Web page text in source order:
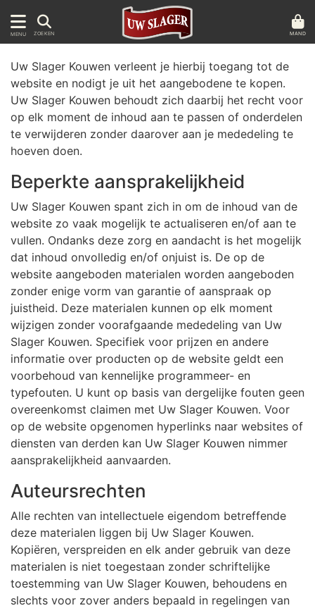
MENU ZOEKEN MAND
Uw Slager Kouwen verleent je hierbij toegang tot de
website en nodigt je uit het aangebodene te kopen.
Uw Slager Kouwen behoudt zich daarbij het recht voor
op elk moment de inhoud aan te passen of onderdelen
te verwijderen zonder daarover aan je mededeling te
hoeven doen.
Beperkte aansprakelijkheid
Uw Slager Kouwen spant zich in om de inhoud van de
website zo vaak mogelijk te actualiseren en/of aan te
vullen. Ondanks deze zorg en aandacht is het mogelijk
dat inhoud onvolledig en/of onjuist is. De op de
website aangeboden materialen worden aangeboden
zonder enige vorm van garantie of aanspraak op
juistheid. Deze materialen kunnen op elk moment
wijzigen zonder voorafgaande mededeling van Uw
Slager Kouwen. Specifiek voor prijzen en andere
informatie over producten op de website geldt een
voorbehoud van kennelijke programmeer- en
typefouten. U kunt op basis van dergelijke fouten geen
overeenkomst claimen met Uw Slager Kouwen. Voor
op de website opgenomen hyperlinks naar websites of
diensten van derden kan Uw Slager Kouwen nimmer
aansprakelijkheid aanvaarden.
Auteursrechten
Alle rechten van intellectuele eigendom betreffende
deze materialen liggen bij Uw Slager Kouwen.
Kopiëren, verspreiden en elk ander gebruik van deze
materialen is niet toegestaan zonder schriftelijke
toestemming van Uw Slager Kouwen, behoudens en
slechts voor zover anders bepaald in regelingen van